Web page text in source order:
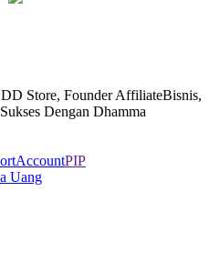
Store, Founder AffiliateBisnis,
Dengan Dhamma
AccountPIP
Uang